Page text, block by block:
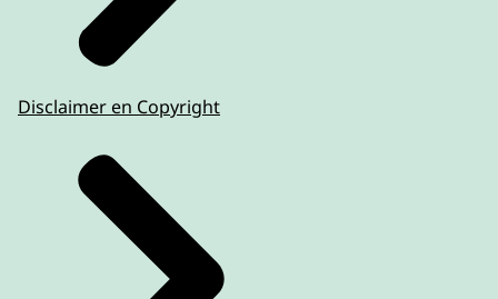
Disclaimer en Copyright